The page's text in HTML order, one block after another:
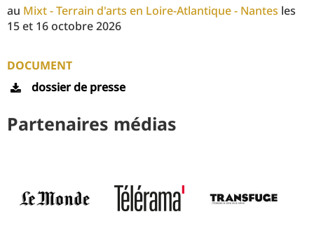
au Mixt - Terrain d'arts en Loire-Atlantique - Nantes les
15 et 16 octobre 2026
DOCUMENT
dossier de presse
Partenaires médias